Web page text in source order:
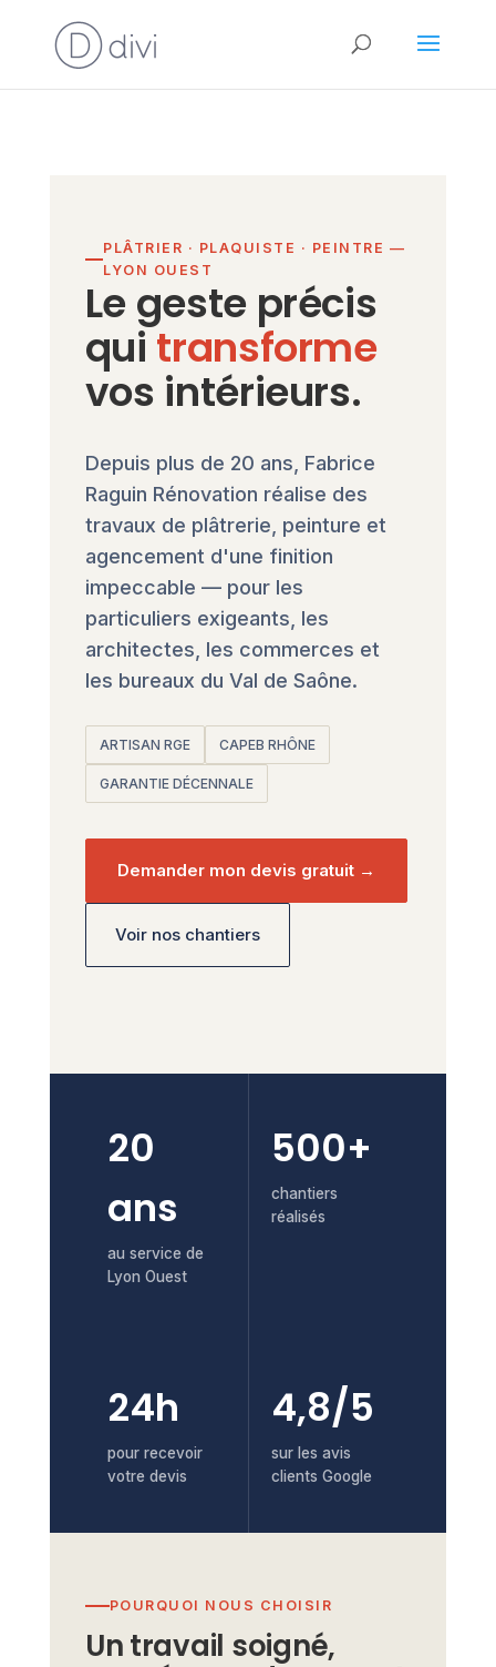
PLÂTRIER · PLAQUISTE · PEINTRE —
LYON OUEST
Le geste précis
qui transforme
vos intérieurs.
Depuis plus de 20 ans, Fabrice
Raguin Rénovation réalise des
travaux de plâtrerie, peinture et
agencement d'une finition
impeccable — pour les
particuliers exigeants, les
architectes, les commerces et
les bureaux du Val de Saône.
ARTISAN RGE CAPEB RHÔNE
GARANTIE DÉCENNALE
Demander mon devis gratuit →
Voir nos chantiers
20
ans
au service de
Lyon Ouest
500+
chantiers
réalisés
24h
pour recevoir
votre devis
4,8/5
sur les avis
clients Google
POURQUOI NOUS CHOISIR
Un travail soigné,